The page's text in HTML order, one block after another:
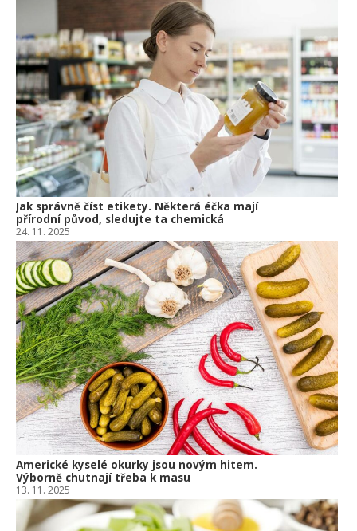
Jak správně číst etikety. Některá éčka mají
přírodní původ, sledujte ta chemická
24. 11. 2025
Americké kyselé okurky jsou novým hitem.
Výborně chutnají třeba k masu
13. 11. 2025